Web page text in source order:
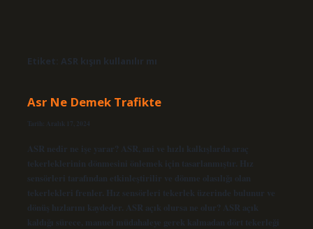
Etiket: ASR kışın kullanılır mı
Asr Ne Demek Trafikte
Tarih: Aralık 17, 2024
ASR nedir ne işe yarar? ASR, ani ve hızlı kalkışlarda araç
tekerleklerinin dönmesini önlemek için tasarlanmıştır. Hız
sensörleri tarafından etkinleştirilir ve dönme olasılığı olan
tekerlekleri frenler. Hız sensörleri tekerlek üzerinde bulunur ve
dönüş hızlarını kaydeder. ASR açık olursa ne olur? ASR açık
kaldığı sürece, manuel müdahaleye gerek kalmadan dört tekerleği